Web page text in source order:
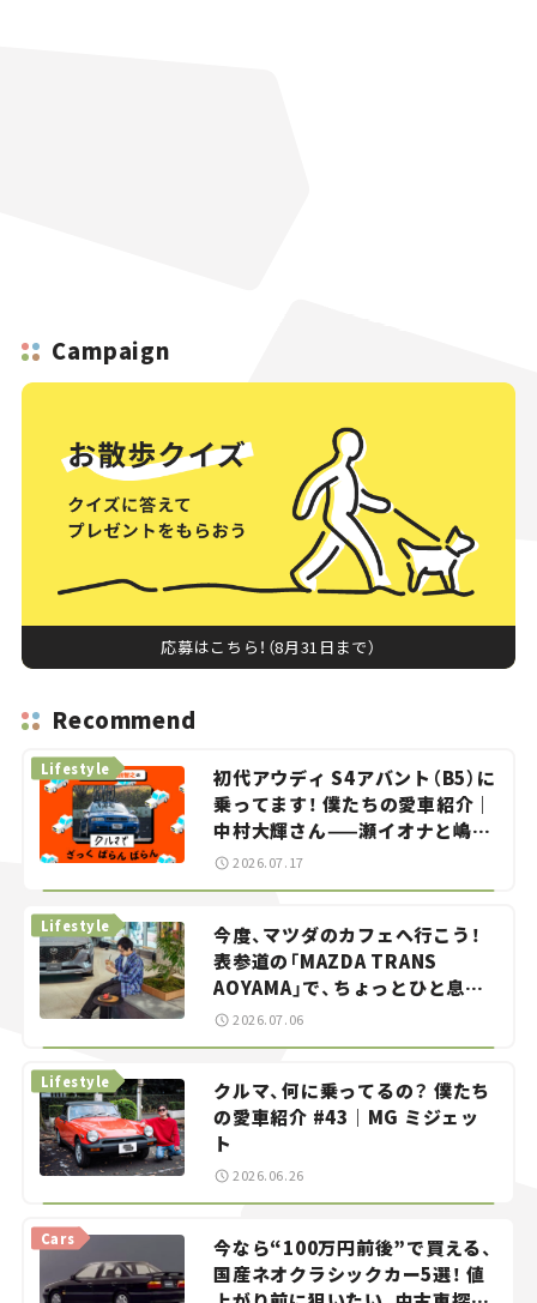
Campaign
応募はこちら！（8月31日まで）
Recommend
初代アウディ S4アバント（B5）に
乗ってます！ 僕たちの愛車紹介｜
中村大輝さん——瀬イオナと嶋田
智之の「クルマでざっくばらんば
Lifestyle
2026.07.17
今度、マツダのカフェへ行こう！
表参道の「MAZDA TRANS
AOYAMA」で、ちょっとひと息。
——連載｜CCGとクルマでどうす
Lifestyle
2026.07.06
クルマ、何に乗ってるの？ 僕たち
の愛車紹介 #43｜MG ミジェッ
ト
Lifestyle
2026.06.26
今なら“100万円前後”で買える、
国産ネオクラシックカー5選！ 値
Cars